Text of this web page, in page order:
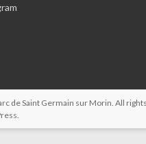
de Saint Germain sur Morin . All